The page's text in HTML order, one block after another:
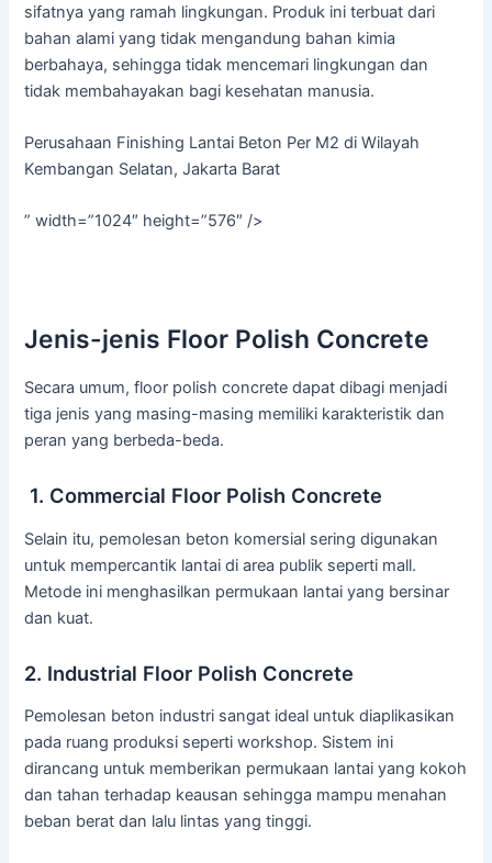
sifatnya yang ramah lingkungan. Produk ini terbuat dari
bahan alami yang tidak mengandung bahan kimia
berbahaya, sehingga tidak mencemari lingkungan dan
tidak membahayakan bagi kesehatan manusia.
Perusahaan Finishing Lantai Beton Per M2 di Wilayah
Kembangan Selatan, Jakarta Barat
” width=”1024″ height=”576″ />
Jenis-jenis Floor Polish Concrete
Secara umum, floor polish concrete dapat dibagi menjadi
tiga jenis yang masing-masing memiliki karakteristik dan
peran yang berbeda-beda.
1. Commercial Floor Polish Concrete
Selain itu, pemolesan beton komersial sering digunakan
untuk mempercantik lantai di area publik seperti mall.
Metode ini menghasilkan permukaan lantai yang bersinar
dan kuat.
2. Industrial Floor Polish Concrete
Pemolesan beton industri sangat ideal untuk diaplikasikan
pada ruang produksi seperti workshop. Sistem ini
dirancang untuk memberikan permukaan lantai yang kokoh
dan tahan terhadap keausan sehingga mampu menahan
beban berat dan lalu lintas yang tinggi.